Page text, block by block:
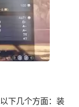
下几个方面：装